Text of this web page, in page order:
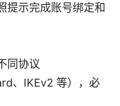
提示完成账号绑定和
同协议
、IKEv2 等），必